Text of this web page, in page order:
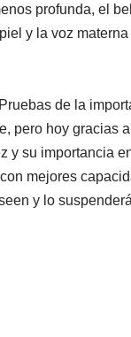
profunda, el
y la voz
de la
pero hoy gracias
y su importancia
mejores
y lo